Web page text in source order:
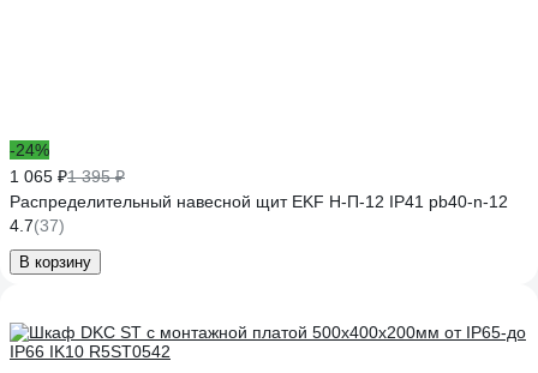
-24%
1 065 ₽1 395 ₽
Распределительный навесной щит EKF Н-П-12 IP41 pb40-n-12
4.7(37)
В корзину